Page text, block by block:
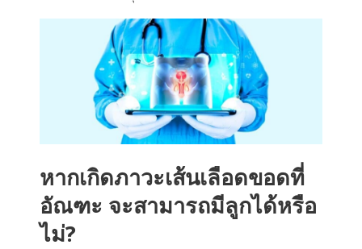
หากเกิดภาวะเส้นเลือดขอดที่
อัณฑะ จะสามารถมีลูกได้หรือ
ไม่?